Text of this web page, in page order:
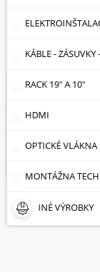
KÁBLE - ZÁSUVKY
RACK 19" A 10"
HDMI
OPTICKÉ VLÁKNA
MONTÁŽNA
INÉ VÝROBKY
Cena:
VLOŽIŤ DO KOŠÍKA
ZÁSTRČKA
W/SKR-RG59